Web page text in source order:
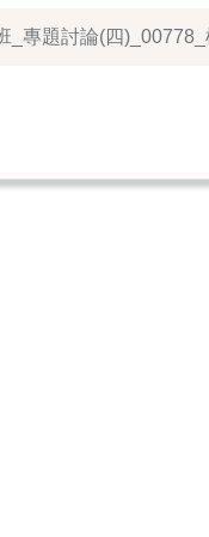
_專題討論(四